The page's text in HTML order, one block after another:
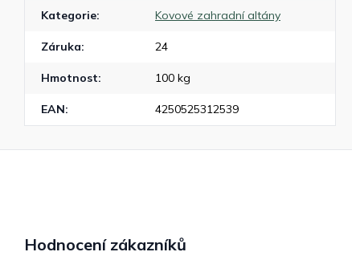
Kategorie: Kovové zahradní altány
Záruka: 24
Hmotnost: 100 kg
EAN: 4250525312539
Hodnocení zákazníků